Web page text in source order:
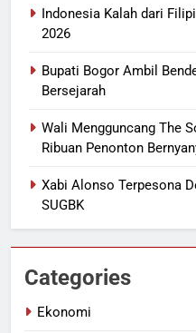
Indonesia Kalah dari
2026
Bupati Bogor Ambil
Bersejarah
Wali Mengguncang The
Ribuan Penonton
Xabi Alonso Terpesona
SUGBK
Categories
Ekonomi